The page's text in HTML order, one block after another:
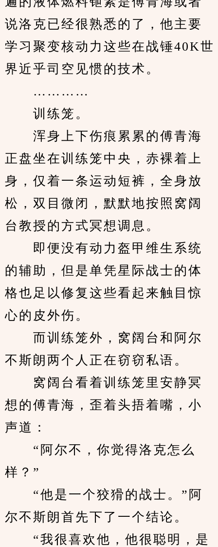
说洛克已经很熟悉的了，他主要
学习聚变核动力这些在战锤40K世
界近乎司空见惯的技术。
…………
训练笼。
浑身上下伤痕累累的傅青海
正盘坐在训练笼中央，赤裸着上
身，仅着一条运动短裤，全身放
松，双目微闭，默默地按照窝阔
台教授的方式冥想调息。
即便没有动力盔甲维生系统
的辅助，但是单凭星际战士的体
格也足以修复这些看起来触目惊
心的皮外伤。
而训练笼外，窝阔台和阿尔
不斯朗两个人正在窃窃私语。
窝阔台看着训练笼里安静冥
想的傅青海，歪着头捂着嘴，小
声道：
“阿尔不，你觉得洛克怎么
样？”
“他是一个狡猾的战士。”阿
尔不斯朗首先下了一个结论。
“我很喜欢他，他很聪明，是